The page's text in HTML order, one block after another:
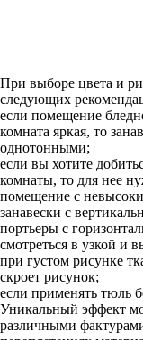
При выборе цвета и
следующих
если помещение
комната яркая, то
однотонными;
если вы хотите
комнаты, то для нее
помещение с
занавески с
портьеры с
смотреться в узкой и
при густом рисунке
скроет рисунок;
если применять тюль
Уникальный эффект
различными